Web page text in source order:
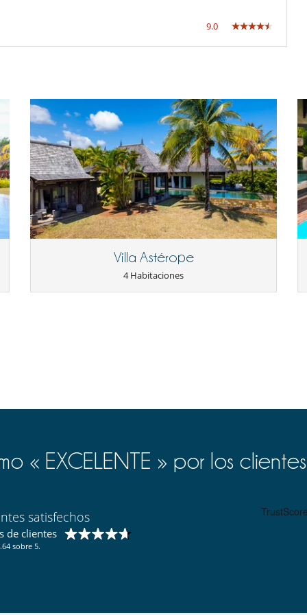
Niñeras a petición
Piscina exterior
Comedor
Salón
9.0
Villa Astérope
4 Habitaciones
« EXCELENTE » por los
satisfechos
de clientes
sobre 5.